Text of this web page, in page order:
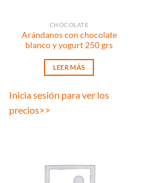
CHOCOLATE
Arándanos con chocolate
blanco y yogurt 250 grs
LEER MÁS
Inicia sesión para ver los
precios>>